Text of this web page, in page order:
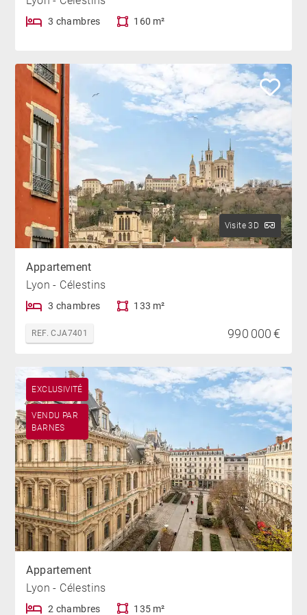
3 chambres 160 m²
Visite 3D
Appartement
Lyon - Célestins
3 chambres 133 m²
REF. CJA7401 990 000 €
EXCLUSIVITÉ
VENDU PAR
BARNES
Appartement
Lyon - Célestins
2 chambres 135 m²